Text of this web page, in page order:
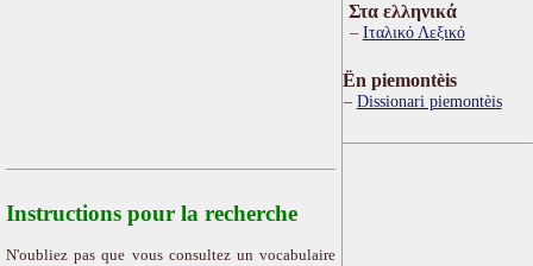
Instructions pour la recherche
N'oubliez pas que vous consultez un vocabulaire
Στα ελληνικά
Ιταλικό Λεξικό
Ën piemontèis
Dissionari piemontèis